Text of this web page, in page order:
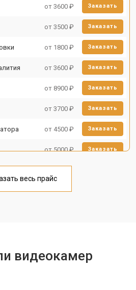
от 3600 ₽ Заказать
от 3500 ₽ Заказать
от 1800 ₽ Заказать
от 3600 ₽ Заказать
от 8900 ₽ Заказать
от 3700 ₽ Заказать
от 4500 ₽ Заказать
от 5000 ₽ Заказать
весь прайс
видеокамер